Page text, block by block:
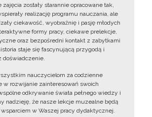
zajęcia zostały starannie opracowane tak,
realizację programu nauczania, ale
ciekawość, wyobraźnię i pasję młodych
formy pracy, ciekawe prelekcje,
oraz bezpośredni kontakt z zabytkami
staje się fascynującą przygodą i
doświadczenie.
nauczycielom za codzienne
w rozwijanie zainteresowań swoich
odkrywanie świata pełnego wiedzy i
nadzieję, że nasze lekcje muzealne będą
w Waszej pracy dydaktycznej.